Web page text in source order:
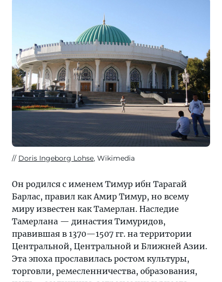
Doris Ingeborg Lohse, Wikimedia
Он родился с именем Тимур ибн Тарагай
Барлас, правил как Амир Тимур, но всему
миру известен как Тамерлан. Наследие
Тамерлана — династия Тимуридов,
правившая в 1370—1507 гг. на территории
Центральной, Центральной и Ближней Азии.
Эта эпоха прославилась ростом культуры,
торговли, ремесленничества, образования,